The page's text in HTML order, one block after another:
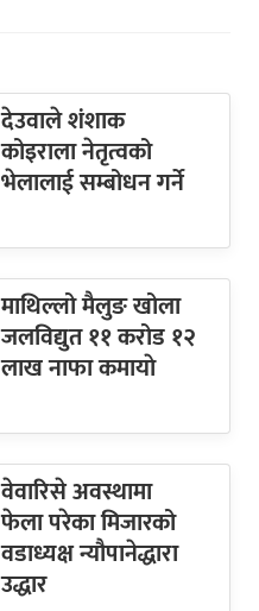
देउवाले शंशाक
कोइराला नेतृत्वको
भेलालाई सम्बोधन गर्ने
माथिल्लो मैलुङ खोला
जलविद्युत ११ करोड १२
लाख नाफा कमायाे
वेवारिसे अवस्थामा
फेला परेका मिजारको
वडाध्यक्ष न्यौपानेद्धारा
उद्धार